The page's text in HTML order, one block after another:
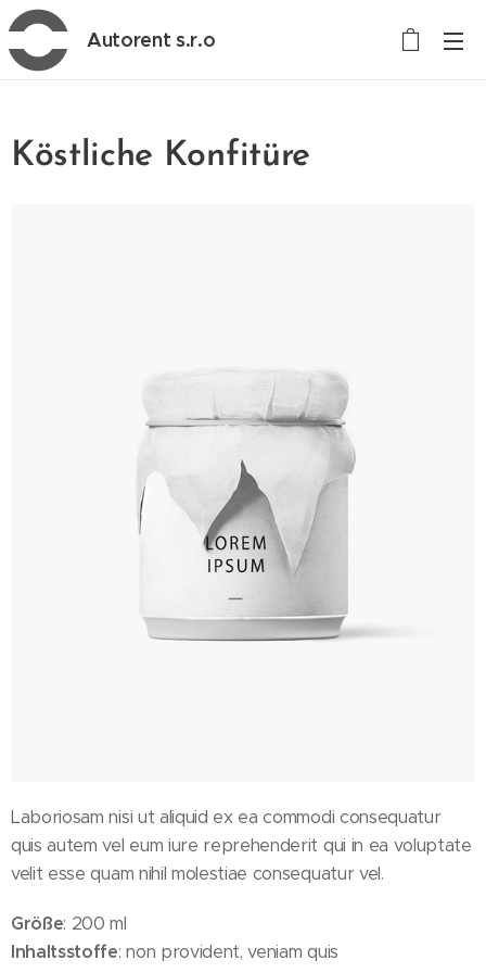
Autorent s.r.o
Köstliche Konfitüre
Laboriosam nisi ut aliquid ex ea commodi consequatur
quis autem vel eum iure reprehenderit qui in ea voluptate
velit esse quam nihil molestiae consequatur vel.
Größe: 200 ml
Inhaltsstoffe: non provident, veniam quis